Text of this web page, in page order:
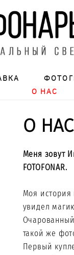
О НАС
О НАС
Меня зовут
FOTOFONAR.
Моя история
увидел
такой же
Первый